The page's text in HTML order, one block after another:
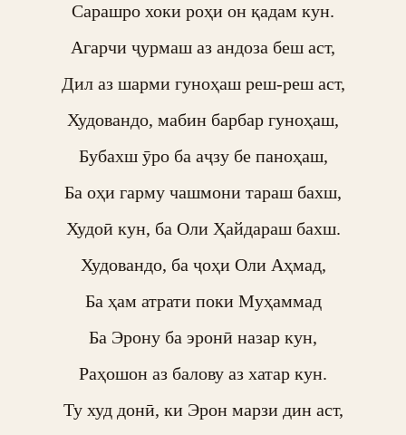
Сарашро хоки роҳи он қадам кун.
Агарчи ҷурмаш аз андоза беш аст,
Дил аз шарми гуноҳаш реш-реш аст,
Худовандо, мабин барбар гуноҳаш,
Бубахш ӯро ба аҷзу бе паноҳаш,
Ба оҳи гарму чашмони тараш бахш,
Худоӣ кун, ба Оли Ҳайдараш бахш.
Худовандо, ба ҷоҳи Оли Аҳмад,
Ба ҳам атрати поки Муҳаммад
Ба Эрону ба эронӣ назар кун,
Раҳошон аз балову аз хатар кун.
Ту худ донӣ, ки Эрон марзи дин аст,